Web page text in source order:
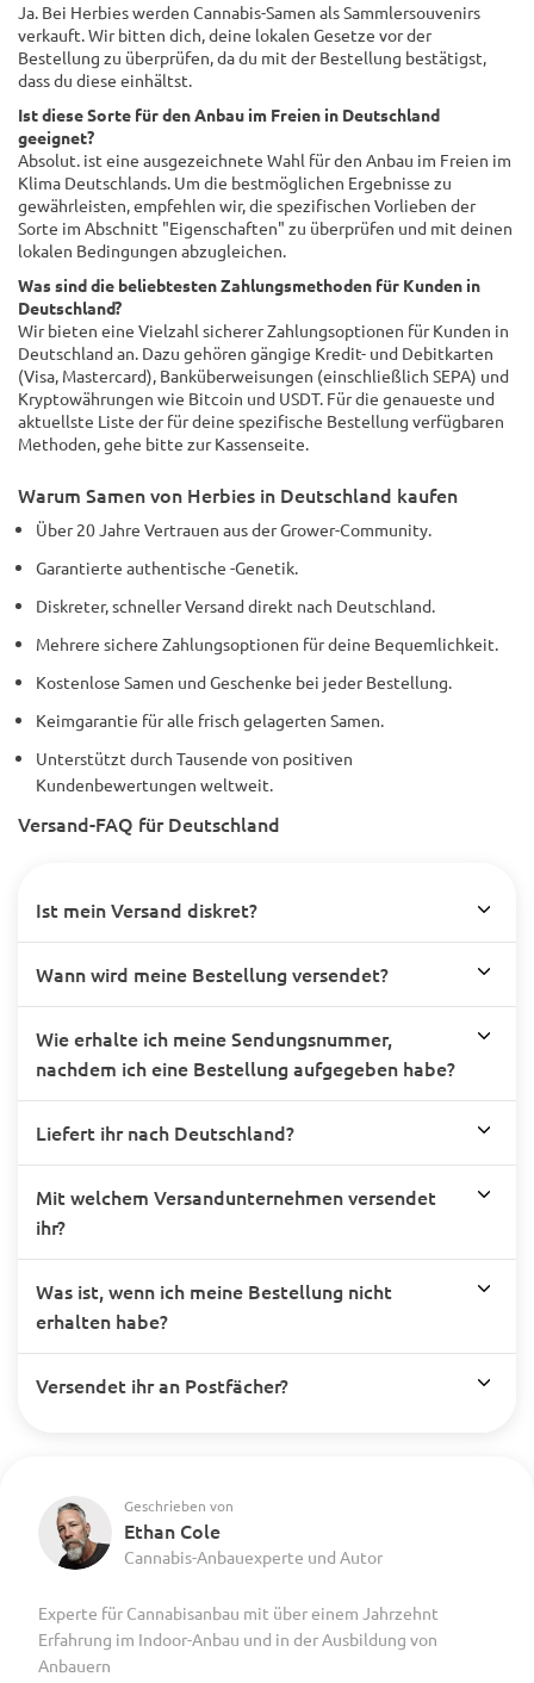
Ja. Bei Herbies werden Cannabis-Samen als Sammlersouvenirs
verkauft. Wir bitten dich, deine lokalen Gesetze vor der
Bestellung zu überprüfen, da du mit der Bestellung bestätigst,
dass du diese einhältst.
Ist diese Sorte für den Anbau im Freien in Deutschland
geeignet?
Absolut. ist eine ausgezeichnete Wahl für den Anbau im Freien im
Klima Deutschlands. Um die bestmöglichen Ergebnisse zu
gewährleisten, empfehlen wir, die spezifischen Vorlieben der
Sorte im Abschnitt "Eigenschaften" zu überprüfen und mit deinen
lokalen Bedingungen abzugleichen.
Was sind die beliebtesten Zahlungsmethoden für Kunden in
Deutschland?
Wir bieten eine Vielzahl sicherer Zahlungsoptionen für Kunden in
Deutschland an. Dazu gehören gängige Kredit- und Debitkarten
(Visa, Mastercard), Banküberweisungen (einschließlich SEPA) und
Kryptowährungen wie Bitcoin und USDT. Für die genaueste und
aktuellste Liste der für deine spezifische Bestellung verfügbaren
Methoden, gehe bitte zur Kassenseite.
Warum Samen von Herbies in Deutschland kaufen
Über 20 Jahre Vertrauen aus der Grower-Community.
Garantierte authentische -Genetik.
Diskreter, schneller Versand direkt nach Deutschland.
Mehrere sichere Zahlungsoptionen für deine Bequemlichkeit.
Kostenlose Samen und Geschenke bei jeder Bestellung.
Keimgarantie für alle frisch gelagerten Samen.
Unterstützt durch Tausende von positiven
Kundenbewertungen weltweit.
Versand-FAQ für Deutschland
Ist mein Versand diskret?
Wann wird meine Bestellung versendet?
Wie erhalte ich meine Sendungsnummer,
nachdem ich eine Bestellung aufgegeben habe?
Liefert ihr nach Deutschland?
Mit welchem Versandunternehmen versendet
ihr?
Was ist, wenn ich meine Bestellung nicht
erhalten habe?
Versendet ihr an Postfächer?
Geschrieben von
Ethan Cole
Cannabis-Anbauexperte und Autor
Experte für Cannabisanbau mit über einem Jahrzehnt
Erfahrung im Indoor-Anbau und in der Ausbildung von
Anbauern